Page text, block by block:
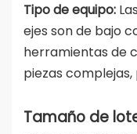
Tipo de equipo:
ejes son de bajo
herramientas de
piezas
Tamaño de